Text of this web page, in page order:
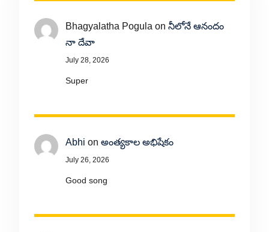
Bhagyalatha Pogula on నీలోనే ఆనందం
నా దేవా
July 28, 2026
Super
Abhi on అంత్యకాల అభిషేకం
July 26, 2026
Good song